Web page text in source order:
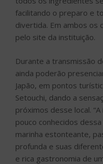
facilitando o preparo e
divertida. Em ambos os
pelo site da instituição.
Durante a transmissão
ainda poderão
Japão, em pontos
Setouchi, dando a
próximos desse local.
pouco conhecidos
marinha estonteante,
profunda e suas
e rica gastronomia de